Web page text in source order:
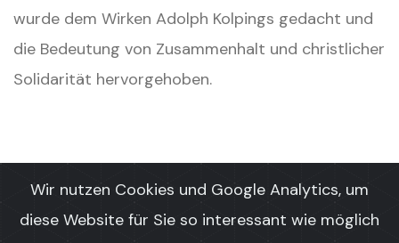
wurde dem Wirken Adolph Kolpings gedacht und
die Bedeutung von Zusammenhalt und christlicher
Solidarität hervorgehoben.
Wir nutzen Cookies und Google Analytics, um
diese Website für Sie so interessant wie möglich